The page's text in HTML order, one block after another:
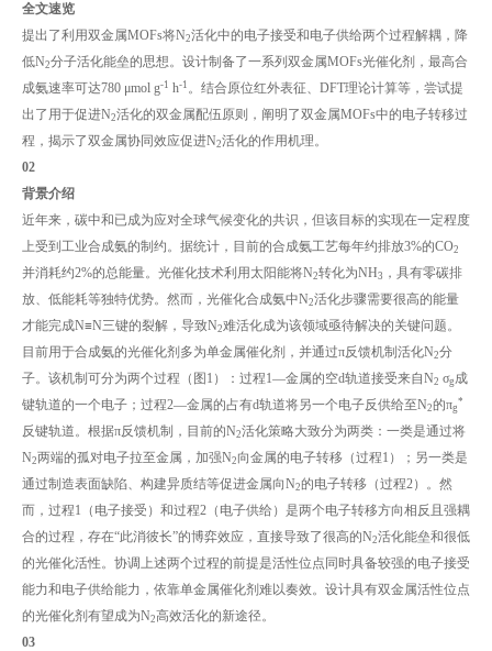
全文速览
提出了利用双金属MOFs将N2活化中的电子接受和电子供给两个过程解耦，降
低N2分子活化能垒的思想。设计制备了一系列双金属MOFs光催化剂，最高合
成氨速率可达780 μmol g-1 h-1 。结合原位红外表征、DFT理论计算等，尝试提
出了用于促进N2活化的双金属配伍原则，阐明了双金属MOFs中的电子转移过
程，揭示了双金属协同效应促进N2活化的作用机理。
02
背景介绍
近年来，碳中和已成为应对全球气候变化的共识，但该目标的实现在一定程度
上受到工业合成氨的制约。据统计，目前的合成氨工艺每年约排放3%的CO2
并消耗约2%的总能量。光催化技术利用太阳能将N2转化为NH3 ，具有零碳排
放、低能耗等独特优势。然而，光催化合成氨中N2活化步骤需要很高的能量
才能完成N≡N三键的裂解，导致N2难活化成为该领域亟待解决的关键问题。
目前用于合成氨的光催化剂多为单金属催化剂，并通过π反馈机制活化N2分
子。该机制可分为两个过程（图1）：过程1—金属的空d轨道接受来自N2 σg 成
键轨道的一个电子；过程2—金属的占有d轨道将另一个电子反供给至N2的πg
*
反键轨道。根据π反馈机制，目前的N2活化策略大致分为两类：一类是通过将
N2两端的孤对电子拉至金属，加强N2 向金属的电子转移（过程1）；另一类是
通过制造表面缺陷、构建异质结等促进金属向N2的电子转移（过程2）。然
而，过程1（电子接受）和过程2（电子供给）是两个电子转移方向相反且强耦
合的过程，存在“此消彼长”的博弈效应，直接导致了很高的N2活化能垒和很低
的光催化活性。协调上述两个过程的前提是活性位点同时具备较强的电子接受
能力和电子供给能力，依靠单金属催化剂难以奏效。设计具有双金属活性位点
的光催化剂有望成为N2高效活化的新途径。
03